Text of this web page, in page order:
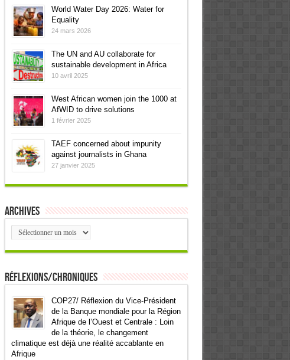
World Water Day 2026: Water for
Equality
24 mars 2026
The UN and AU collaborate for
sustainable development in Africa
10 avril 2025
West African women join the 1000 at
AfWID to drive solutions
1 février 2025
TAEF concerned about impunity
against journalists in Ghana
27 janvier 2025
Archives
Archives
Réflexions/Chroniques
COP27/ Réflexion du Vice-Président
de la Banque mondiale pour la Région
Afrique de l’Ouest et Centrale : Loin
de la théorie, le changement
climatique est déjà une réalité accablante en
Afrique